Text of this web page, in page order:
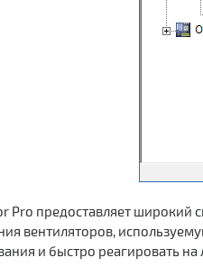
Pro предоставляет
вентиляторов,
и быстро реагировать